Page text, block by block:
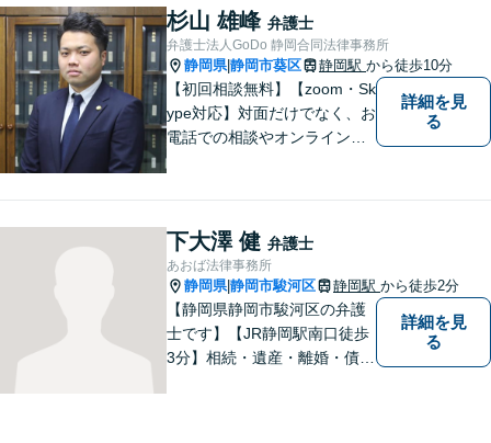
ください。
杉山 雄峰 弁護士
弁護士法人GoDo 静岡合同法律事務所
静岡県|静岡市葵区 静岡駅 から徒歩10分
【初回相談無料】【zoom・Sk
ype対応】対面だけでなく、お
電話での相談やオンライン相
だける最善の解決を目指しま
す。【ウェブ予約システムで
迅速な対応】
詳細を見
る
下大澤 健 弁護士
あおば法律事務所
静岡県|静岡市駿河区 静岡駅 から徒歩2分
【静岡県静岡市駿河区の弁護
士です】【JR静岡駅南口徒歩
3分】相続・遺産・離婚・債務
詳細を見
る